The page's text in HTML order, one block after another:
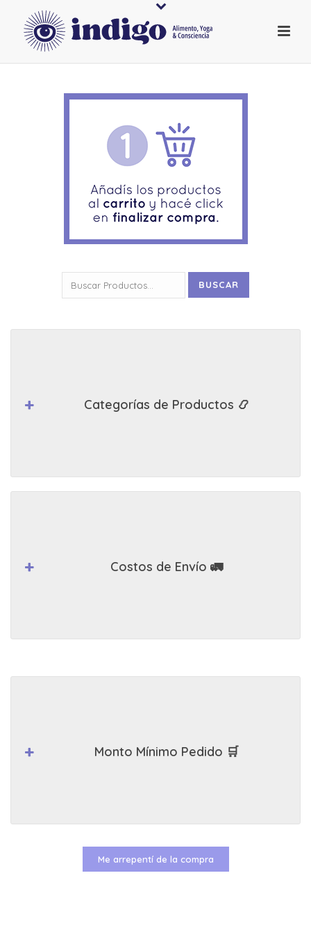
por:
BUSCAR
Categorías de Productos 📿
Costos de Envío 🚛
Monto Mínimo Pedido 🛒
Me arrepentí de la compra